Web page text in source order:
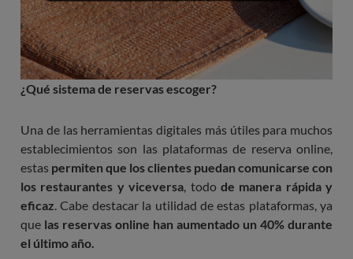
¿Qué sistema de reservas escoger?
Una de las herramientas digitales más útiles para muchos
establecimientos son las plataformas de reserva online,
estas permiten que los clientes puedan comunicarse con
los restaurantes y viceversa , todo de manera rápida y
eficaz . Cabe destacar la utilidad de estas plataformas, ya
que las reservas online han aumentado un 40% durante
el último año.